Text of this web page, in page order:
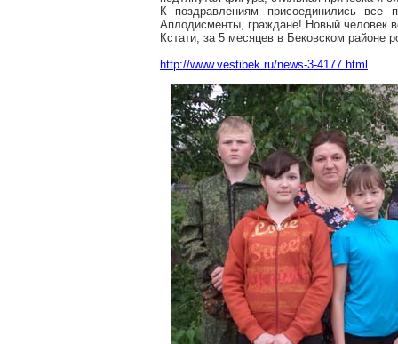
К поздравлениям присоединились все
Аплодисменты, граждане! Новый человек
Кстати, за 5 месяцев в Бековском районе
http://www.vestibek.ru/news-3-4177.html